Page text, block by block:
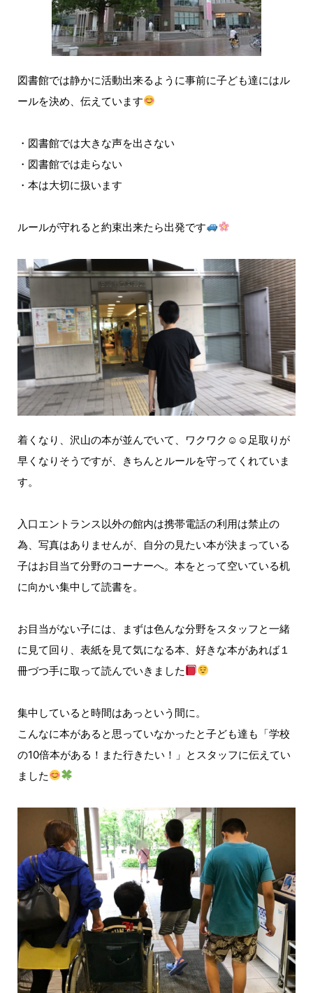
図書館では静かに活動出来るように事前に子ども達にはル
ールを決め、伝えています
・図書館では大きな声を出さない
・図書館では走らない
・本は大切に扱います
ルールが守れると約束出来たら出発です
着くなり、沢山の本が並んでいて、ワクワク☺☺足取りが
早くなりそうですが、きちんとルールを守ってくれていま
す。
入口エントランス以外の館内は携帯電話の利用は禁止の
為、写真はありませんが、自分の見たい本が決まっている
子はお目当て分野のコーナーへ。本をとって空いている机
に向かい集中して読書を。
お目当がない子には、まずは色んな分野をスタッフと一緒
に見て回り、表紙を見て気になる本、好きな本があれば１
冊づつ手に取って読んでいきました
集中していると時間はあっという間に。
こんなに本があると思っていなかったと子ども達も「学校
の10倍本がある！また行きたい！」とスタッフに伝えてい
ました